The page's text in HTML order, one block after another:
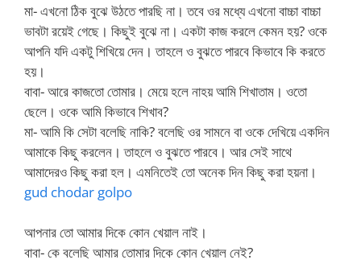
মা- এখনো ঠিক বুঝে উঠতে পারছি না। তবে ওর মধ্যে এখনো বাচ্চা বাচ্চা
ভাবটা রয়েই গেছে। কিছুই বুঝে না। একটা কাজ করলে কেমন হয়? ওকে
আপনি যদি একটু শিখিয়ে দেন। তাহলে ও বুঝতে পারবে কিভাবে কি করতে
হয়।
বাবা- আরে কাজতো তোমার। মেয়ে হলে নাহয় আমি শিখাতাম। ওতো
ছেলে। ওকে আমি কিভাবে শিখাব?
মা- আমি কি সেটা বলেছি নাকি? বলেছি ওর সামনে বা ওকে দেখিয়ে একদিন
আমাকে কিছু করলেন। তাহলে ও বুঝতে পারবে। আর সেই সাথে
আমাদেরও কিছু করা হল। এমনিতেই তো অনেক দিন কিছু করা হয়না।
gud chodar golpo
আপনার তো আমার দিকে কোন খেয়াল নাই।
বাবা- কে বলেছি আমার তোমার দিকে কোন খেয়াল নেই?